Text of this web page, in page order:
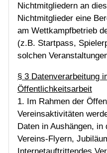
Nichtmitgliedern an
Nichtmitglieder eine
am Wettkampfbetrieb
(z.B. Startpass,
solchen
§ 3 Datenverarbeitung
Öffentlichkeitsarbeit
1. Im Rahmen der
Vereinsaktivitäten
Daten in Aushängen,
Vereins-Flyern,
Internetauftrittendes